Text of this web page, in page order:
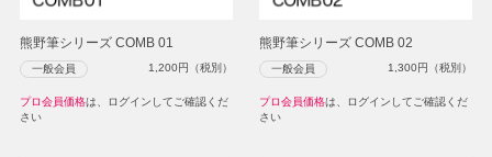
熊野筆シリーズ COMB 01
一般会員 1,200円（税別）
プロ会員価格は、ログインしてご確認くだ
さい
熊野筆シリーズ COMB 02
一般会員 1,300円（税別）
プロ会員価格は、ログインしてご確認くだ
さい